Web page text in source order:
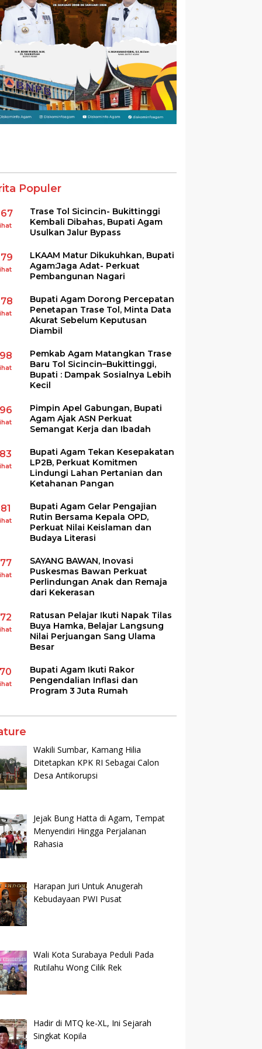
Populer
Trase Tol Sicincin- Bukittinggi
Kembali Dibahas, Bupati Agam
Usulkan Jalur Bypass
LKAAM Matur Dikukuhkan, Bupati
Agam:Jaga Adat- Perkuat
Pembangunan Nagari
Bupati Agam Dorong Percepatan
Penetapan Trase Tol, Minta Data
Akurat Sebelum Keputusan
Diambil
Pemkab Agam Matangkan Trase
Baru Tol Sicincin–Bukittinggi,
Bupati : Dampak Sosialnya Lebih
Kecil
Pimpin Apel Gabungan, Bupati
Agam Ajak ASN Perkuat
Semangat Kerja dan Ibadah
Bupati Agam Tekan Kesepakatan
LP2B, Perkuat Komitmen
Lindungi Lahan Pertanian dan
Ketahanan Pangan
Bupati Agam Gelar Pengajian
Rutin Bersama Kepala OPD,
Perkuat Nilai Keislaman dan
Budaya Literasi
SAYANG BAWAN, Inovasi
Puskesmas Bawan Perkuat
Perlindungan Anak dan Remaja
dari Kekerasan
Ratusan Pelajar Ikuti Napak Tilas
Buya Hamka, Belajar Langsung
Nilai Perjuangan Sang Ulama
Besar
Bupati Agam Ikuti Rakor
Pengendalian Inflasi dan
Program 3 Juta Rumah
Wakili Sumbar, Kamang Hilia
Ditetapkan KPK RI Sebagai Calon
Desa Antikorupsi
Jejak Bung Hatta di Agam, Tempat
Menyendiri Hingga Perjalanan
Rahasia
Harapan Juri Untuk Anugerah
Kebudayaan PWI Pusat
Wali Kota Surabaya Peduli Pada
Rutilahu Wong Cilik Rek
Hadir di MTQ ke-XL, Ini Sejarah
Singkat Kopila